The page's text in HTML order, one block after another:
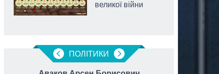
великої війни
ПОЛIТИКИ